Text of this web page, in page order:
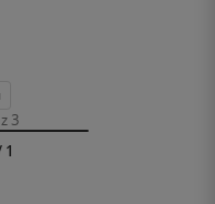
3
1